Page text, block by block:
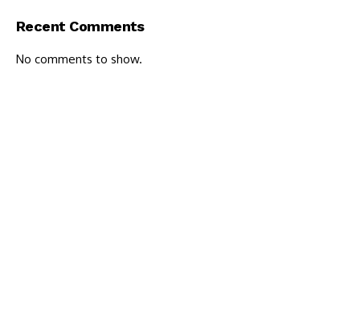
Recent Comments
No comments to show.